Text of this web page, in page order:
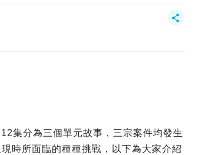
集分為三個單元故事，三宗案件均發生
時所面臨的種種挑戰，以下為大家介紹